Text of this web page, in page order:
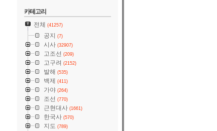
카테고리
전체
(41257)
공지 (7)
시사 (32907)
고조선 (209)
고구려 (2152)
발해 (535)
백제 (411)
가야 (264)
조선 (770)
근현대사 (1661)
한국사 (570)
지도 (789)